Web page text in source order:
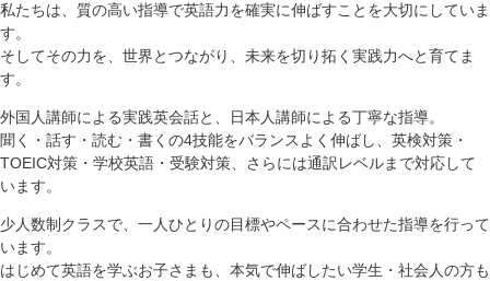
私たちは、質の高い指導で英語力を確実に伸ばすことを大切にしていま
す。
そしてその力を、世界とつながり、未来を切り拓く実践力へと育てま
す。
外国人講師による実践英会話と、日本人講師による丁寧な指導。
聞く・話す・読む・書くの4技能をバランスよく伸ばし、英検対策・
TOEIC対策・学校英語・受験対策、さらには通訳レベルまで対応して
います。
少人数制クラスで、一人ひとりの目標やペースに合わせた指導を行って
います。
はじめて英語を学ぶお子さまも、本気で伸ばしたい学生・社会人の方も